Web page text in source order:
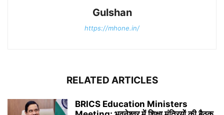
Gulshan
https://mhone.in/
RELATED ARTICLES
BRICS Education Ministers